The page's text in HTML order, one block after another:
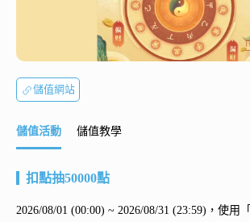
儲值網站
儲值活動 儲值教學
扣點抽50000點
2026/08/01 (00:00) ~ 2026/08/31 (23:59)，使用「